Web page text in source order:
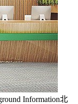
Information北